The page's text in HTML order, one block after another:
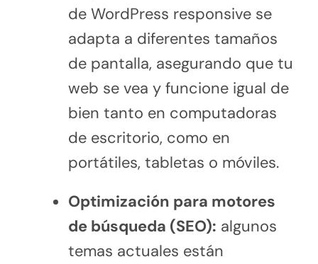
de WordPress responsive se
adapta a diferentes tamaños
de pantalla, asegurando que tu
web se vea y funcione igual de
bien tanto en computadoras
de escritorio, como en
portátiles, tabletas o móviles.
Optimización para motores
de búsqueda (SEO): algunos
temas actuales están